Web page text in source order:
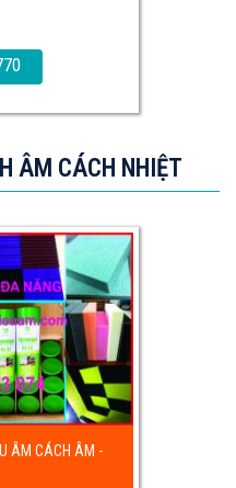
ÂM CÁCH NHIỆT
ÂM CÁCH ÂM -